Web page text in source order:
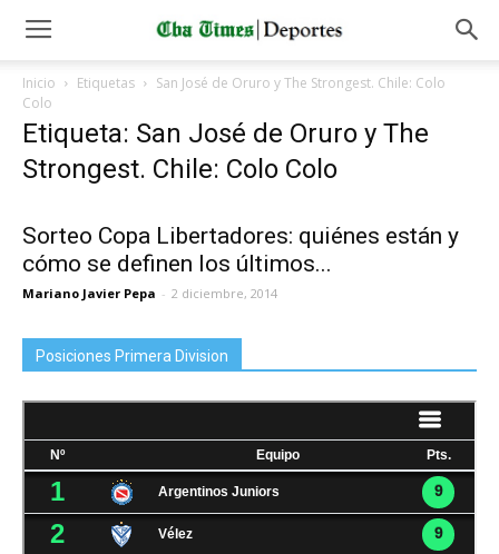
Inicio Etiquetas
San José de Oruro y The Strongest. Chile: Colo
Colo
Etiqueta: San José de Oruro y The
Strongest. Chile: Colo Colo
Sorteo Copa Libertadores: quiénes están y
cómo se definen los últimos...
Mariano Javier Pepa - 2 diciembre, 2014
Posiciones Primera Division